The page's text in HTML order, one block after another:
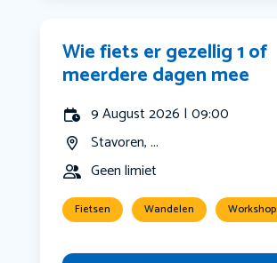
Wie fiets er gezellig 1 of
meerdere dagen mee
9 August 2026 | 09:00
Stavoren, ...
Geen limiet
Fietsen Wandelen Workshop